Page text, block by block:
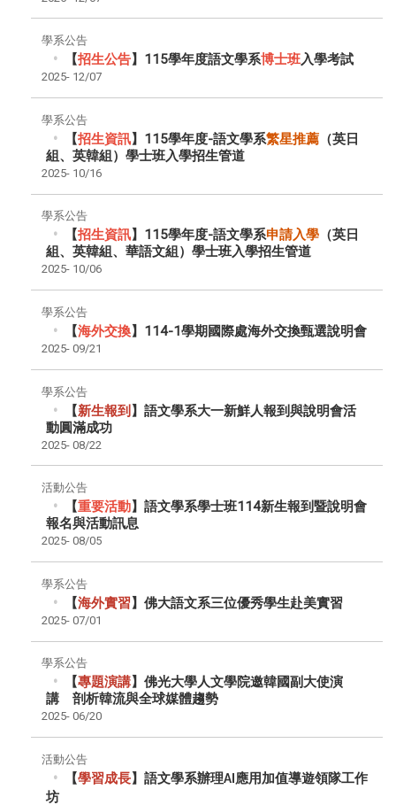
學系公告
【招生公告】115學年度語文學系博士班入學考試
2025- 12/07
學系公告
【招生資訊】115學年度-語文學系繁星推薦（英日
組、英韓組）學士班入學招生管道
2025- 10/16
學系公告
【招生資訊】115學年度-語文學系申請入學（英日
組、英韓組、華語文組）學士班入學招生管道
2025- 10/06
學系公告
【海外交換】114-1學期國際處海外交換甄選說明會
2025- 09/21
學系公告
【新生報到 】語文學系大一新鮮人報到與說明會活
動圓滿成功
2025- 08/22
活動公告
【重要活動】語文學系學士班114新生報到暨說明會
報名與活動訊息
2025- 08/05
學系公告
【海外實習】佛大語文系三位優秀學生赴美實習
2025- 07/01
學系公告
【專題演講】 佛光大學人文學院邀韓國副大使演
講 剖析韓流與全球媒體趨勢
2025- 06/20
活動公告
【學習成長】語文學系辦理AI 應用加值導遊領隊工作
坊